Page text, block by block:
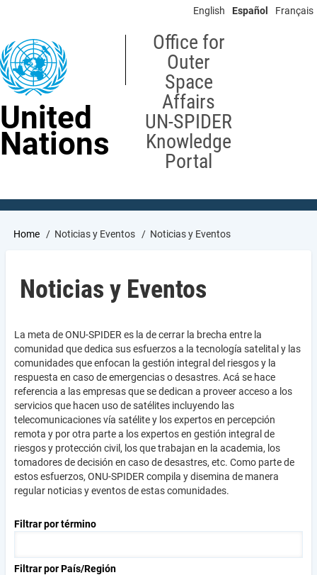
content
English Español Français
United
Nations
Office for
Outer
Space
Affairs
UN-SPIDER
Knowledge
Portal
Breadcrumb
Home Noticias y Eventos Noticias y Eventos
Noticias y Eventos
La meta de ONU-SPIDER es la de cerrar la brecha entre la
comunidad que dedica sus esfuerzos a la tecnología satelital y las
comunidades que enfocan la gestión integral del riesgos y la
respuesta en caso de emergencias o desastres. Acá se hace
referencia a las empresas que se dedican a proveer acceso a los
servicios que hacen uso de satélites incluyendo las
telecomunicaciones vía satélite y los expertos en percepción
remota y por otra parte a los expertos en gestión integral de
riesgos y protección civil, los que trabajan en la academia, los
tomadores de decisión en caso de desastres, etc. Como parte de
estos esfuerzos, ONU-SPIDER compila y disemina de manera
regular noticias y eventos de estas comunidades.
Filtrar por término
Filtrar por País/Región